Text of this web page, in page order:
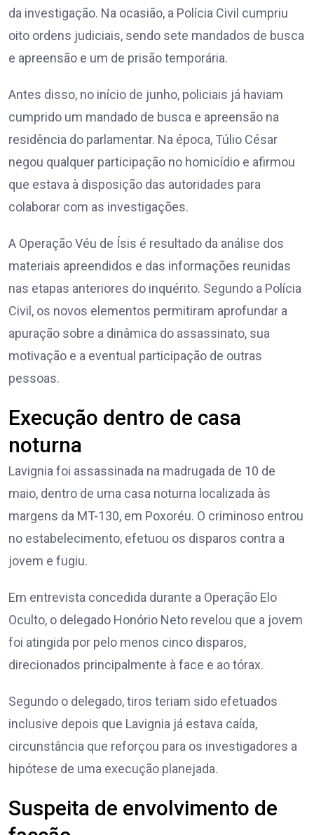
da investigação. Na ocasião, a Polícia Civil cumpriu
oito ordens judiciais, sendo sete mandados de busca
e apreensão e um de prisão temporária.
Antes disso, no início de junho, policiais já haviam
cumprido um mandado de busca e apreensão na
residência do parlamentar. Na época, Túlio César
negou qualquer participação no homicídio e afirmou
que estava à disposição das autoridades para
colaborar com as investigações.
A Operação Véu de Ísis é resultado da análise dos
materiais apreendidos e das informações reunidas
nas etapas anteriores do inquérito. Segundo a Polícia
Civil, os novos elementos permitiram aprofundar a
apuração sobre a dinâmica do assassinato, sua
motivação e a eventual participação de outras
pessoas.
Execução dentro de casa
noturna
Lavignia foi assassinada na madrugada de 10 de
maio, dentro de uma casa noturna localizada às
margens da MT-130, em Poxoréu. O criminoso entrou
no estabelecimento, efetuou os disparos contra a
jovem e fugiu.
Em entrevista concedida durante a Operação Elo
Oculto, o delegado Honório Neto revelou que a jovem
foi atingida por pelo menos cinco disparos,
direcionados principalmente à face e ao tórax.
Segundo o delegado, tiros teriam sido efetuados
inclusive depois que Lavignia já estava caída,
circunstância que reforçou para os investigadores a
hipótese de uma execução planejada.
Suspeita de envolvimento de